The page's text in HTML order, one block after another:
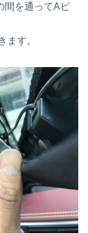
間を通ってAピ
ます。